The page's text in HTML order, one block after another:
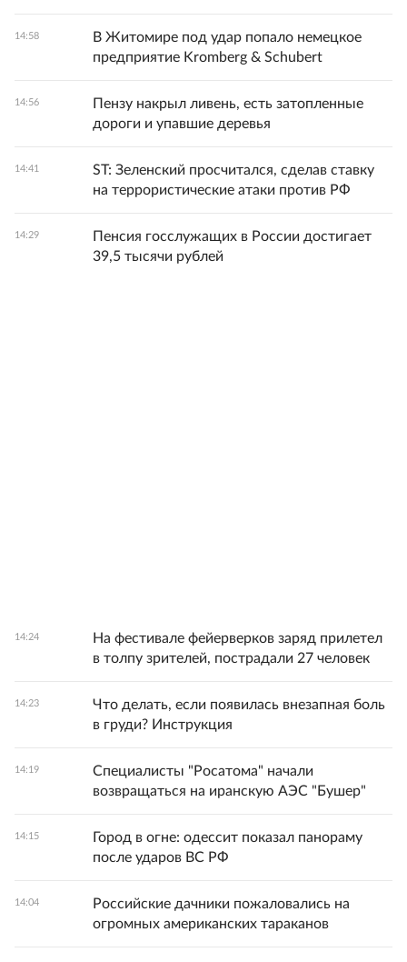
14:58
В Житомире под удар попало немецкое
предприятие Kromberg & Schubert
14:56
Пензу накрыл ливень, есть затопленные
дороги и упавшие деревья
14:41
ST: Зеленский просчитался, сделав ставку
на террористические атаки против РФ
14:29
Пенсия госслужащих в России достигает
39,5 тысячи рублей
14:24
На фестивале фейерверков заряд прилетел
в толпу зрителей, пострадали 27 человек
14:23
Что делать, если появилась внезапная боль
в груди? Инструкция
14:19
Специалисты "Росатома" начали
возвращаться на иранскую АЭС "Бушер"
14:15
Город в огне: одессит показал панораму
после ударов ВС РФ
14:04
Российские дачники пожаловались на
огромных американских тараканов